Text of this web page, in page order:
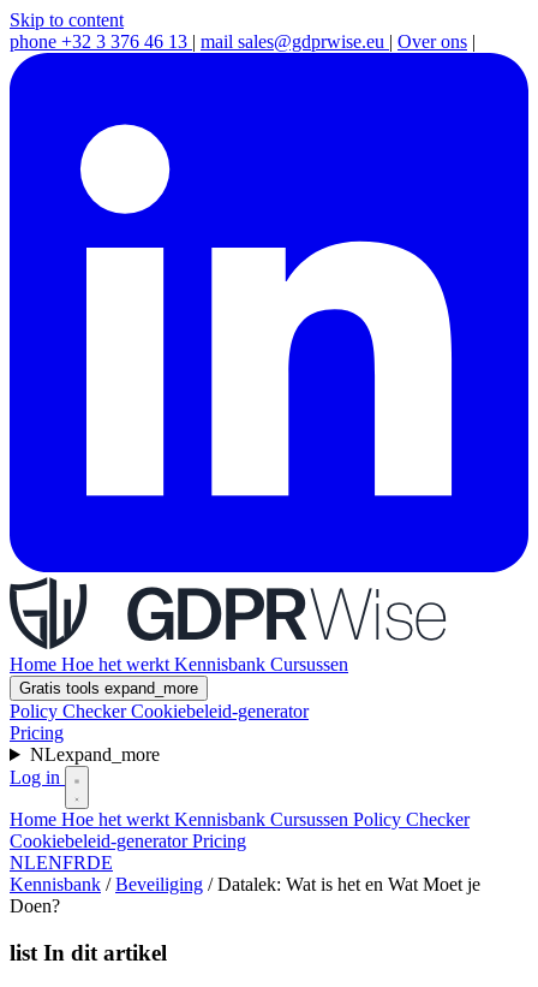
Skip to content
phone +32 3 376 46 13 | mail sales@gdprwise.eu | Over ons |
Home Hoe het werkt Kennisbank Cursussen
Gratis tools expand_more
Policy CheckerCookiebeleid-generator
Pricing
NLexpand_more
Log in
Home Hoe het werkt Kennisbank Cursussen Policy Checker
Cookiebeleid-generatorPricing
NLENFRDE
Kennisbank / Beveiliging / Datalek: Wat is het en Wat Moet je
Doen?
list In dit artikel